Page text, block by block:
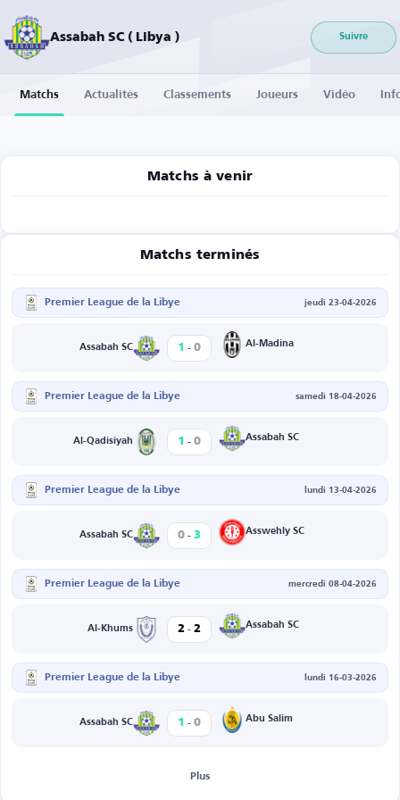
Assabah SC ( Libya ) Suivre
Matchs Actualités Classements Joueurs Vidéo
Matchs à venir
Matchs terminés
Premier League de la Libye jeudi 23-04-2026
Assabah SC 1 - 0 Al-Madina
Premier League de la Libye samedi 18-04-2026
Al-Qadisiyah 1 - 0 Assabah SC
Premier League de la Libye lundi 13-04-2026
Assabah SC 0 - 3 Asswehly SC
Premier League de la Libye mercredi 08-04-2026
Al-Khums 2 - 2 Assabah SC
Premier League de la Libye lundi 16-03-2026
Assabah SC 1 - 0 Abu Salim
Plus